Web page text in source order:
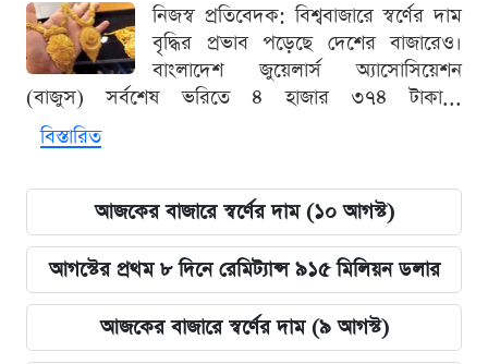
নিজস্ব প্রতিবেদক: বিশ্ববাজারে স্বর্ণের দাম
বৃদ্ধির প্রভাব পড়েছে দেশের বাজারেও।
বাংলাদেশ জুয়েলার্স অ্যাসোসিয়েশন
(বাজুস) সর্বশেষ ভরিতে ৪ হাজার ৩৭৪ টাকা...
বিস্তারিত
আজকের বাজারে স্বর্ণের দাম (১০ আগস্ট)
আগস্টের প্রথম ৮ দিনে রেমিট্যান্স ৯১৫ মিলিয়ন ডলার
আজকের বাজারে স্বর্ণের দাম (৯ আগস্ট)